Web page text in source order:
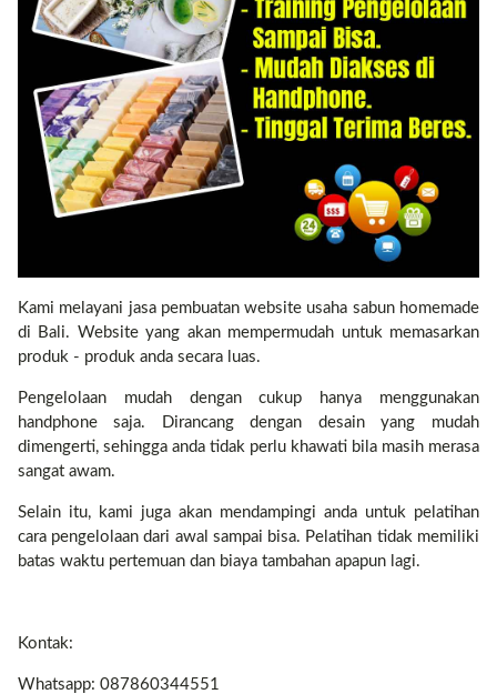
Kami melayani jasa pembuatan website usaha sabun homemade
di Bali. Website yang akan mempermudah untuk memasarkan
produk - produk anda secara luas.
Pengelolaan mudah dengan cukup hanya menggunakan
handphone saja. Dirancang dengan desain yang mudah
dimengerti, sehingga anda tidak perlu khawati bila masih merasa
sangat awam.
Selain itu, kami juga akan mendampingi anda untuk pelatihan
cara pengelolaan dari awal sampai bisa. Pelatihan tidak memiliki
batas waktu pertemuan dan biaya tambahan apapun lagi.
Kontak:
Whatsapp: 087860344551